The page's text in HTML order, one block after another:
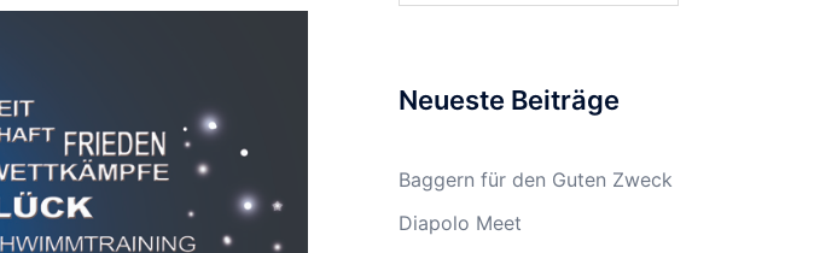
Neueste Beiträge
Baggern für den Guten Zweck
Diapolo Meet